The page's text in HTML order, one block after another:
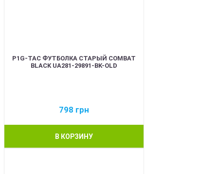
P1G-TAC ФУТБОЛКА СТАРЫЙ COMBAT
BLACK UA281-29891-BK-OLD
798 грн
В КОРЗИНУ